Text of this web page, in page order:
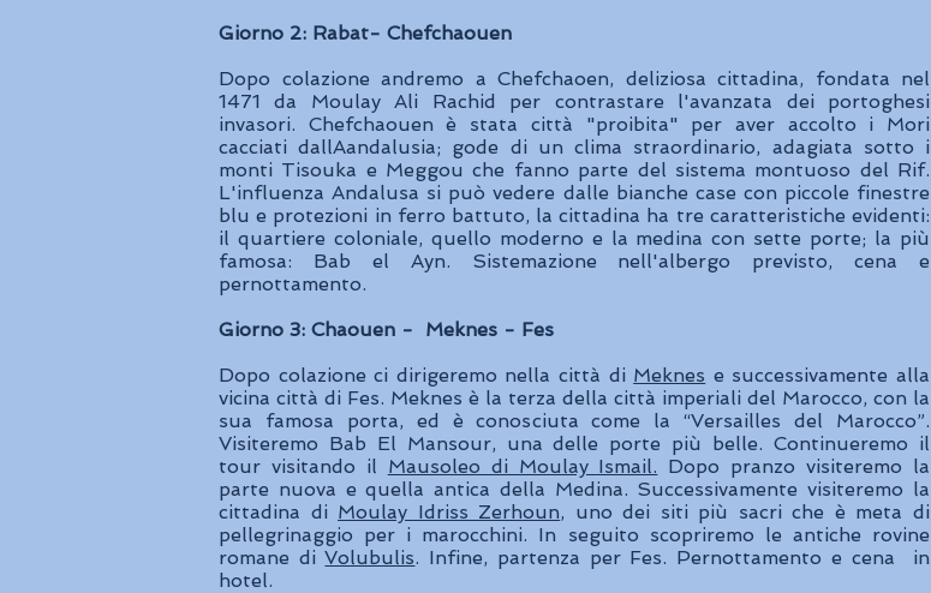
Giorno 2: Rabat- Chefchaouen
Dopo colazione andremo a Chefchaoen, deliziosa cittadina, fondata nel
1471 da Moulay Ali Rachid per contrastare l'avanzata dei portoghesi
invasori. Chefchaouen è stata città "proibita" per aver accolto i Mori
cacciati dallAandalusia; gode di un clima straordinario, adagiata sotto i
monti Tisouka e Meggou che fanno parte del sistema montuoso del Rif.
L'influenza Andalusa si può vedere dalle bianche case con piccole finestre
blu e protezioni in ferro battuto, la cittadina ha tre caratteristiche evidenti:
il quartiere coloniale, quello moderno e la medina con sette porte; la più
famosa: Bab el Ayn. Sistemazione nell'albergo previsto, cena e
pernottamento.
Giorno 3: Chaouen - Meknes - Fes
Dopo colazione ci dirigeremo nella città di Meknes e successivamente alla
vicina città di Fes. Meknes è la terza della città imperiali del Marocco, con la
sua famosa porta, ed è conosciuta come la “Versailles del Marocco”.
Visiteremo Bab El Mansour, una delle porte più belle. Continueremo il
tour visitando il Mausoleo di Moulay Ismail. Dopo pranzo visiteremo la
parte nuova e quella antica della Medina. Successivamente visiteremo la
cittadina di Moulay Idriss Zerhoun, uno dei siti più sacri che è meta di
pellegrinaggio per i marocchini. In seguito scopriremo le antiche rovine
romane diVolubulis. Infine, partenza per Fes. Pernottamento e cena in
hotel.